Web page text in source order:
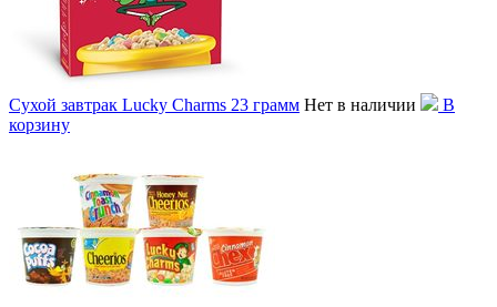
Сухой завтрак Lucky Charms 23 грамм Нет в наличии
В
корзину